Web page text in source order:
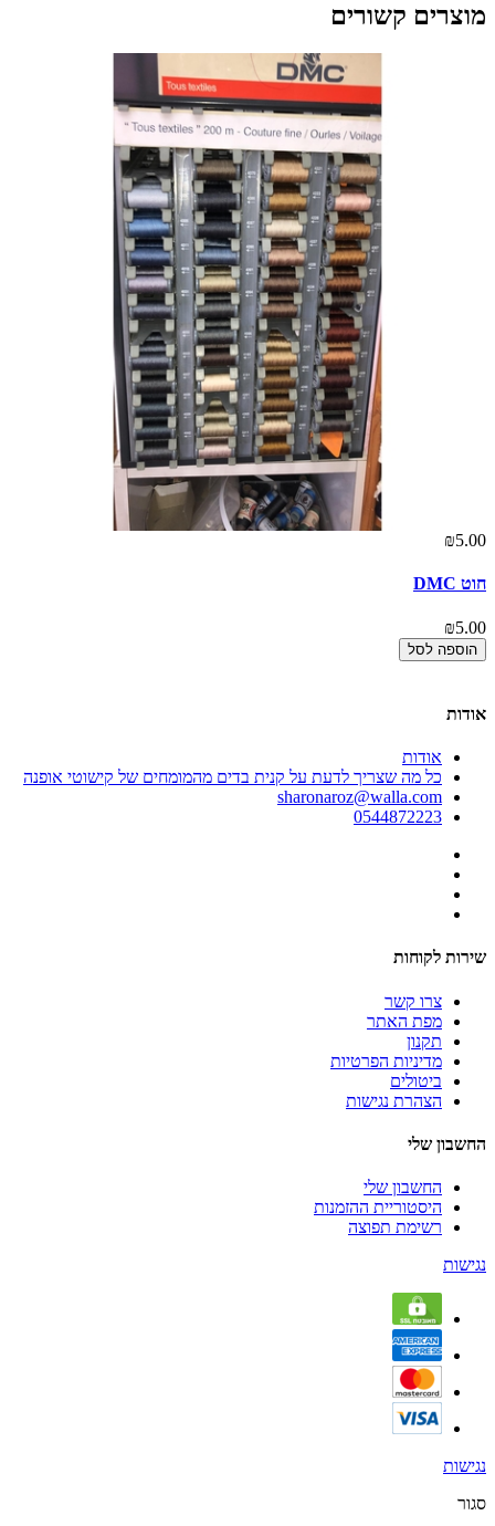
מוצרים קשורים
₪5.00
חוט DMC
₪5.00
הוספה לסל
אודות
אודות
כל מה שצריך לדעת על קנית בדים מהמומחים של קישוטי אופנה
sharonaroz@walla.com
0544872223
שירות לקוחות
צרו קשר
מפת האתר
תקנון
מדיניות הפרטיות
ביטולים
הצהרת נגישות
החשבון שלי
החשבון שלי
היסטוריית ההזמנות
רשימת תפוצה
נגישות
נגישות
סגור